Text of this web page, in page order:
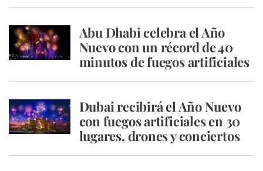
Abu Dhabi celebra el Año
Nuevo con un récord de 40
minutos de fuegos artificiales
Dubai recibirá el Año Nuevo
con fuegos artificiales en 30
lugares, drones y conciertos